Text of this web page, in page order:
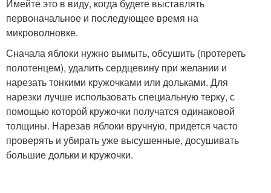
Имейте это в виду, когда будете выставлять
первоначальное и последующее время на
микроволновке.
Сначала яблоки нужно вымыть, обсушить (протереть
полотенцем), удалить сердцевину при желании и
нарезать тонкими кружочками или дольками. Для
нарезки лучше использовать специальную терку, с
помощью которой кружочки получатся одинаковой
толщины. Нарезав яблоки вручную, придется часто
проверять и убирать уже высушенные, досушивать
большие дольки и кружочки.